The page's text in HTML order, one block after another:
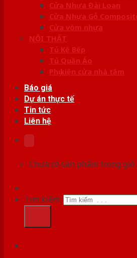
Cửa Nhựa Đài Loan
Cửa Nhựa Gỗ
Cửa vòm nhựa
NỘI THẤT
Tủ Kệ Bếp
Tủ Quần Áo
Phụ kiện cửa nhà tắm
Báo giá
Dự án thực tế
Tin tức
Liên hệ
Chưa có sản phẩm trong giỏ
Tìm kiếm: